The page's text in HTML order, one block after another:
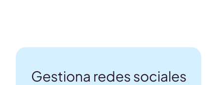
Gestiona redes sociales